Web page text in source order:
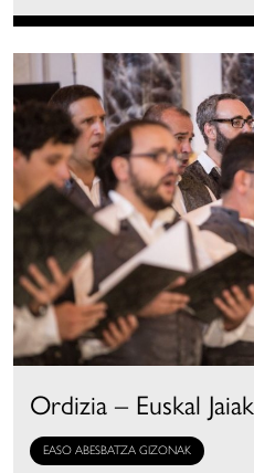
Ordizia – Euskal Jaiak
EASO ABESBATZA GIZONAK